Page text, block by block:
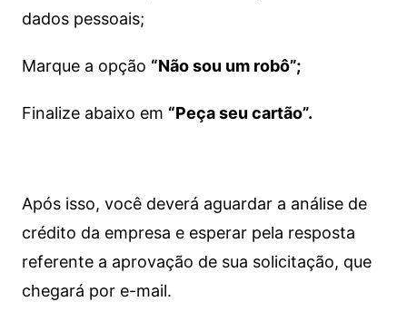
dados pessoais;
Marque a opção “Não sou um robô”;
Finalize abaixo em “Peça seu cartão”.
Após isso, você deverá aguardar a análise de
crédito da empresa e esperar pela resposta
referente a aprovação de sua solicitação, que
chegará por e-mail.